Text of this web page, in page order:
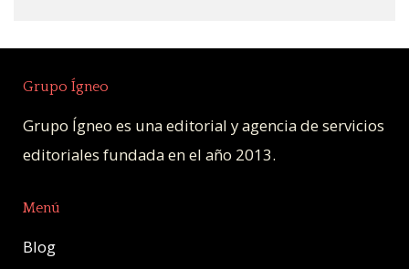
Grupo Ígneo
Grupo Ígneo es una editorial y agencia de servicios
editoriales fundada en el año 2013.
Menú
Blog